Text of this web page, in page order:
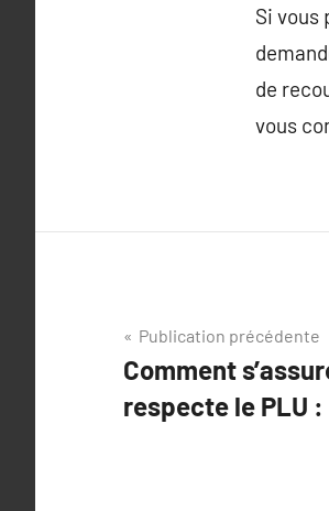
Si vous
de
vous
Navigation
de
l’article
Publication précédente
Comment
respecte le PLU